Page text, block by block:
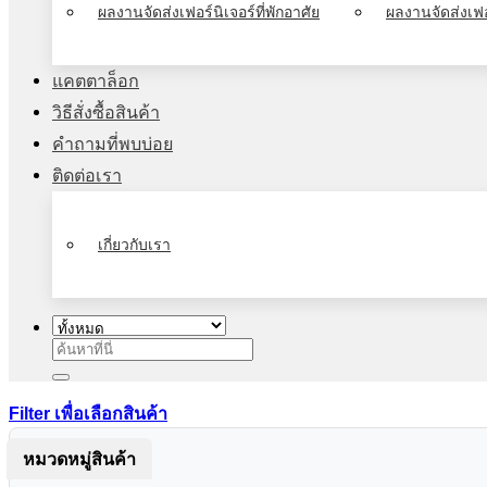
ผลงานจัดส่งเฟอร์นิเจอร์ที่พักอาศัย ผลงานจัดส่งเ
แคตตาล็อก
วิธีสั่งซื้อสินค้า
คำถามที่พบบ่อย
ติดต่อเรา
เกี่ยวกับเรา
ค้นหา:
Filter เพื่อเลือกสินค้า
หมวดหมู่สินค้า